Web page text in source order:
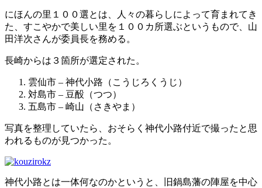
にほんの里１００選とは、人々の暮らしによって育まれてき
た、すこやかで美しい里を１００カ所選ぶというもので、山
田洋次さんが委員長を務める。
長崎からは３箇所が選定された。
雲仙市 – 神代小路（こうじろくうじ）
対島市 – 豆酘（つつ）
五島市 – 崎山（さきやま）
写真を整理していたら、おそらく神代小路付近で撮ったと思
われるものが見つかった。
神代小路とは一体何なのかというと、旧鍋島藩の陣屋を中心